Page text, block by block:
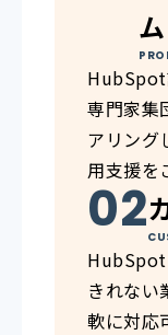
ム
HubSpot
専門家集
アリング
用支援を
HubSpot
きれない
軟に対応